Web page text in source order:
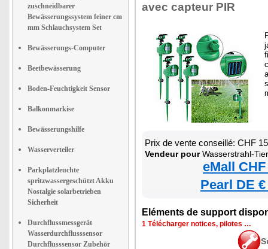
zuschneidbarer
Bewässerungssystem feiner cm
mm Schlauchsystem Set
Bewässerungs-Computer
Beetbewässerung
Boden-Feuchtigkeit Sensor
Balkonmarkise
Bewässerungshilfe
Wasserverteiler
Parkplatzleuchte
spritzwassergeschützt Akku
Nostalgie solarbetrieben
Sicherheit
Durchflussmessgerät
Wasserdurchflusssensor
Durchflusssensor Zubehör
avec capteur PIR
Prix de vente conseillé: CHF
Vendeur pourWasserstrahl-
eMall
Pearl DE
Eléments de support
1 Télécharger notices, pilotes …